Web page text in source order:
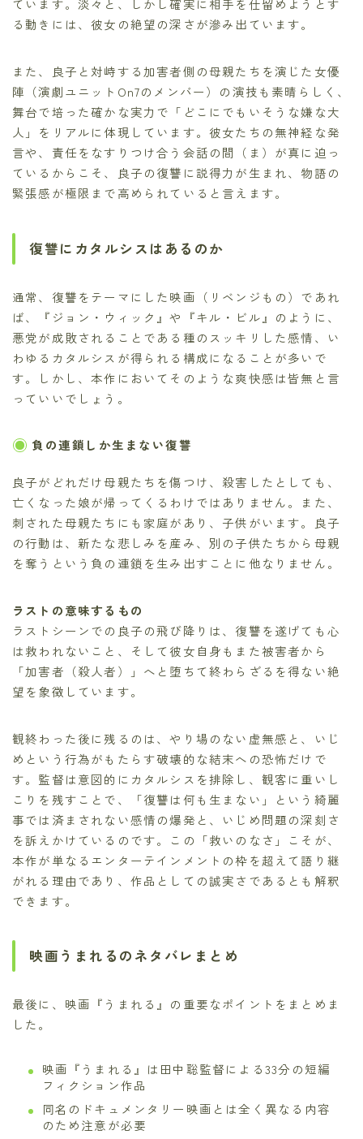
ています。淡々と、しかし確実に相手を仕留めようとす
る動きには、彼女の絶望の深さが滲み出ています。
また、良子と対峙する加害者側の母親たちを演じた女優
陣（演劇ユニットOn7のメンバー）の演技も素晴らしく、
舞台で培った確かな実力で「どこにでもいそうな嫌な大
人」をリアルに体現しています。彼女たちの無神経な発
言や、責任をなすりつけ合う会話の間（ま）が真に迫っ
ているからこそ、良子の復讐に説得力が生まれ、物語の
緊張感が極限まで高められていると言えます。
復讐にカタルシスはあるのか
通常、復讐をテーマにした映画（リベンジもの）であれ
ば、『ジョン・ウィック』や『キル・ビル』のように、
悪党が成敗されることである種のスッキリした感情、い
わゆるカタルシスが得られる構成になることが多いで
す。しかし、本作においてそのような爽快感は皆無と言
っていいでしょう。
負の連鎖しか生まない復讐
良子がどれだけ母親たちを傷つけ、殺害したとしても、
亡くなった娘が帰ってくるわけではありません。また、
刺された母親たちにも家庭があり、子供がいます。良子
の行動は、新たな悲しみを産み、別の子供たちから母親
を奪うという負の連鎖を生み出すことに他なりません。
ラストの意味するもの
ラストシーンでの良子の飛び降りは、復讐を遂げても心
は救われないこと、そして彼女自身もまた被害者から
「加害者（殺人者）」へと堕ちて終わらざるを得ない絶
望を象徴しています。
観終わった後に残るのは、やり場のない虚無感と、いじ
めという行為がもたらす破壊的な結末への恐怖だけで
す。監督は意図的にカタルシスを排除し、観客に重いし
こりを残すことで、「復讐は何も生まない」という綺麗
事では済まされない感情の爆発と、いじめ問題の深刻さ
を訴えかけているのです。この「救いのなさ」こそが、
本作が単なるエンターテインメントの枠を超えて語り継
がれる理由であり、作品としての誠実さであるとも解釈
できます。
映画うまれるのネタバレまとめ
最後に、映画『うまれる』の重要なポイントをまとめま
した。
映画『うまれる』は田中聡監督による33分の短編
フィクション作品
同名のドキュメンタリー映画とは全く異なる内容
のため注意が必要